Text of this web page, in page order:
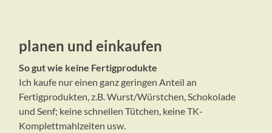
planen und einkaufen
So gut wie keine Fertigprodukte
Ich kaufe nur einen ganz geringen Anteil an
Fertigprodukten, z.B. Wurst/Würstchen, Schokolade
und Senf; keine schnellen Tütchen, keine TK-
Komplettmahlzeiten usw.